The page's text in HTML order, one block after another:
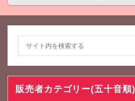
販売者カテゴリー(五十音順)